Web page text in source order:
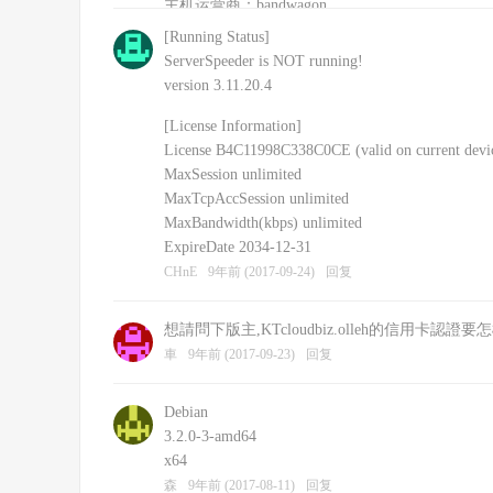
主机运营商：bandwagon
安装的其他软件：shadowsockR
CHnE 9年前 (2017-09-24) 回复
[Running Status]
ServerSpeeder is NOT running!
version 3.11.20.4
[License Information]
License B4C11998C338C0CE (valid on current
MaxSession unlimited
MaxTcpAccSession unlimited
MaxBandwidth(kbps) unlimited
ExpireDate 2034-12-31
CHnE 9年前 (2017-09-24) 回复
想請問下版主,KTcloudbiz.olleh的信用卡認證要
車 9年前 (2017-09-23) 回复
Debian
3.2.0-3-amd64
x64
森 9年前 (2017-08-11) 回复